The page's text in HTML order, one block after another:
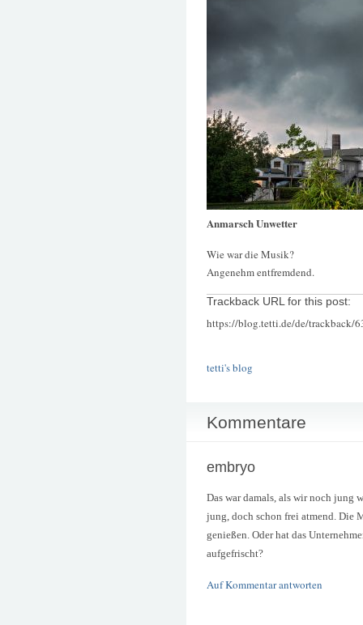
Anmarsch Unwetter
Wie war die Musik?
Angenehm entfremdend.
Trackback URL for this post:
https://blog.tetti.de/de/trackback/
tetti's blog
Kommentare
embryo
Das war damals, als wir noch jung
jung, doch schon frei atmend. Die
genießen. Oder hat das
aufgefrischt?
Auf Kommentar antworten